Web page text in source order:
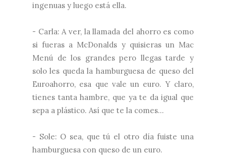
ingenuas y luego está ella.
- Carla: A ver, la llamada del ahorro es como
si fueras a McDonalds y quisieras un Mac
Menú de los grandes pero llegas tarde y
solo les queda la hamburguesa de queso del
Euroahorro, esa que vale un euro. Y claro,
tienes tanta hambre, que ya te da igual que
sepa a plástico. Así que te la comes...
- Sole: O sea, que tú el otro día fuiste una
hamburguesa con queso de un euro.